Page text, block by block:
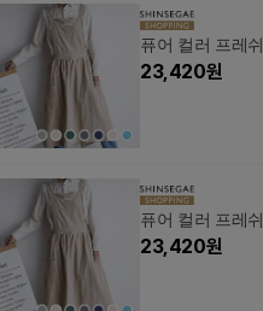
이베이지
퓨어 컬러 프레
23,420원
퓨어 컬러 프레
23,420원